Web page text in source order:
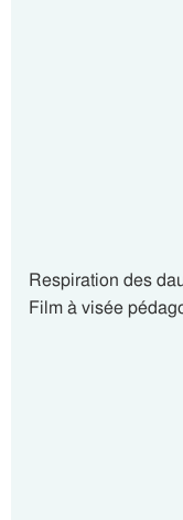
Respiration des
Film à visée